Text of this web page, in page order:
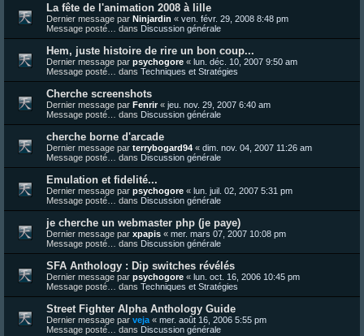
La fête de l'animation 2008 à lille
Dernier message par Ninjardin « ven. févr. 29, 2008 8:48 pm
Message posté… dans Discussion générale
Hem, juste histoire de rire un bon coup...
Dernier message par psychogore « lun. déc. 10, 2007 9:50 am
Message posté… dans Techniques et Stratégies
Cherche screenshots
Dernier message par Fenrir« jeu. nov. 29, 2007 6:40 am
Message posté… dans Discussion générale
cherche borne d'arcade
Dernier message par terrybogard94 « dim. nov. 04, 2007 11:26 am
Message posté… dans Discussion générale
Emulation et fidelité...
Dernier message par psychogore « lun. juil. 02, 2007 5:31 pm
Message posté… dans Discussion générale
je cherche un webmaster php (je paye)
Dernier message par xpapis « mer. mars 07, 2007 10:08 pm
Message posté… dans Discussion générale
SFA Anthology : Dip switches révélés
Dernier message par psychogore « lun. oct. 16, 2006 10:45 pm
Message posté… dans Techniques et Stratégies
Street Fighter Alpha Anthology Guide
Dernier message par veja « mer. août 16, 2006 5:55 pm
Message posté… dans Discussion générale